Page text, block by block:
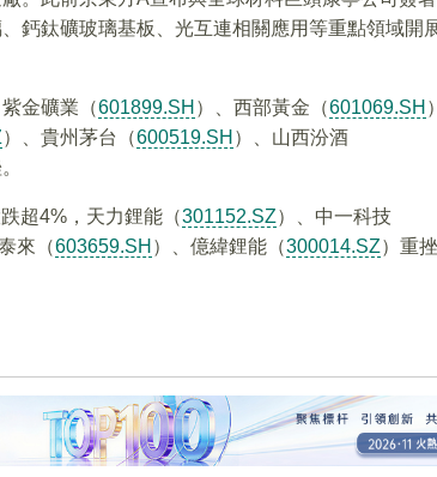
鈣鈦礦玻璃基板、光互連相關應用等重點領域開
金礦業（601899.SH ）、西部黃金（601069.SH
）、貴州茅台（600519.SH ）、山西汾酒
超4%，天力鋰能（301152.SZ）、中一科技
來（603659.SH ）、億緯鋰能（300014.SZ）重挫